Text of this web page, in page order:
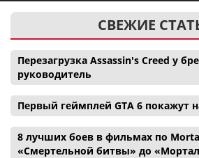
СВЕЖИЕ
Перезагрузка Assassin's Creed у
руководитель
Первый геймплей GTA 6 покажут
8 лучших боев в фильмах по
«Смертельной битвы» до